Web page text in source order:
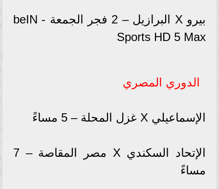
بيرو X البرازيل – 2 فجر الجمعة - beIN
Sports HD 5 Max
الدوري المصري
الإسماعيلي X غزل المحلة – 5 مساءً
الإتحاد السكندي X مصر المقاصة – 7
مساءً